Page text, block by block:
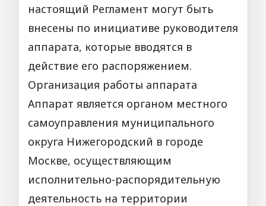
настоящий Регламент могут быть
внесены по инициативе руководителя
аппарата, которые вводятся в
действие его распоряжением.
Организация работы аппарата
Аппарат является органом местного
самоуправления муниципального
округа Нижегородский в городе
Москве, осуществляющим
исполнительно-­распорядительную
деятельность на территории